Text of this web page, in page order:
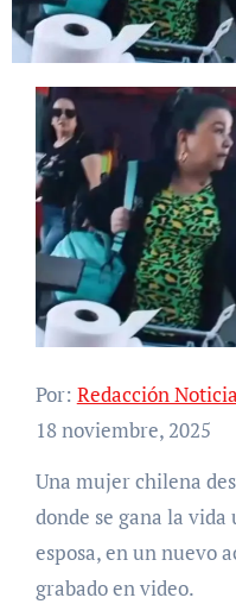
Por: Redacción
18 noviembre, 2025
Una mujer chilena destruyó el puesto de comida
donde se gana la
esposa, en un nuevo
grabado en video.